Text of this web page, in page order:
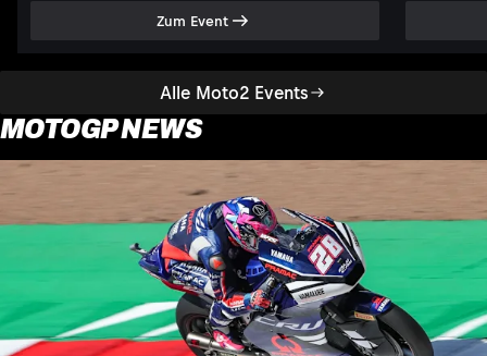
Alle Moto2 Events
Zum Event
MOTOGP NEWS